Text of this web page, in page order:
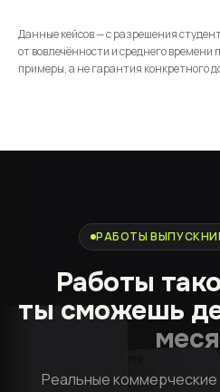
Данные кейсов — с разрешения
от вовлечённости и среднего времени
примеры, а не гарантия конкретного
РАБОТЫ
Работы
ты сможешь
Реальные коммерческие